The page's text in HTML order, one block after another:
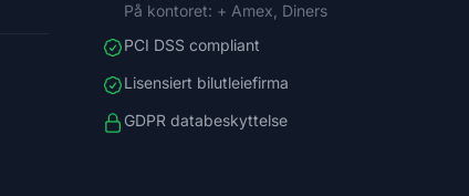
På kontoret: + Amex, Diners
PCI DSS compliant
Lisensiert bilutleiefirma
GDPR databeskyttelse